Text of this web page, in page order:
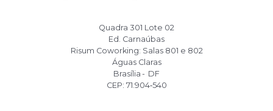
Quadra 301 Lote 02
Ed. Carnaúbas
Risum Coworking: Salas 801 e 802
Águas Claras
Brasília - DF
CEP: 71.904‑540